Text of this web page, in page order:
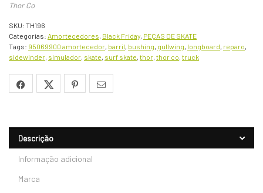
Thor Co
SKU: TH196
Categorias: Amortecedores, Black Friday, PEÇAS DE SKATE
Tags: 95069900 amortecedor, barril, bushing, gullwing, longboard, reparo,
sidewinder, simulador, skate, surf skate, thor, thor co, truck
Descrição
Informação adicional
Marca